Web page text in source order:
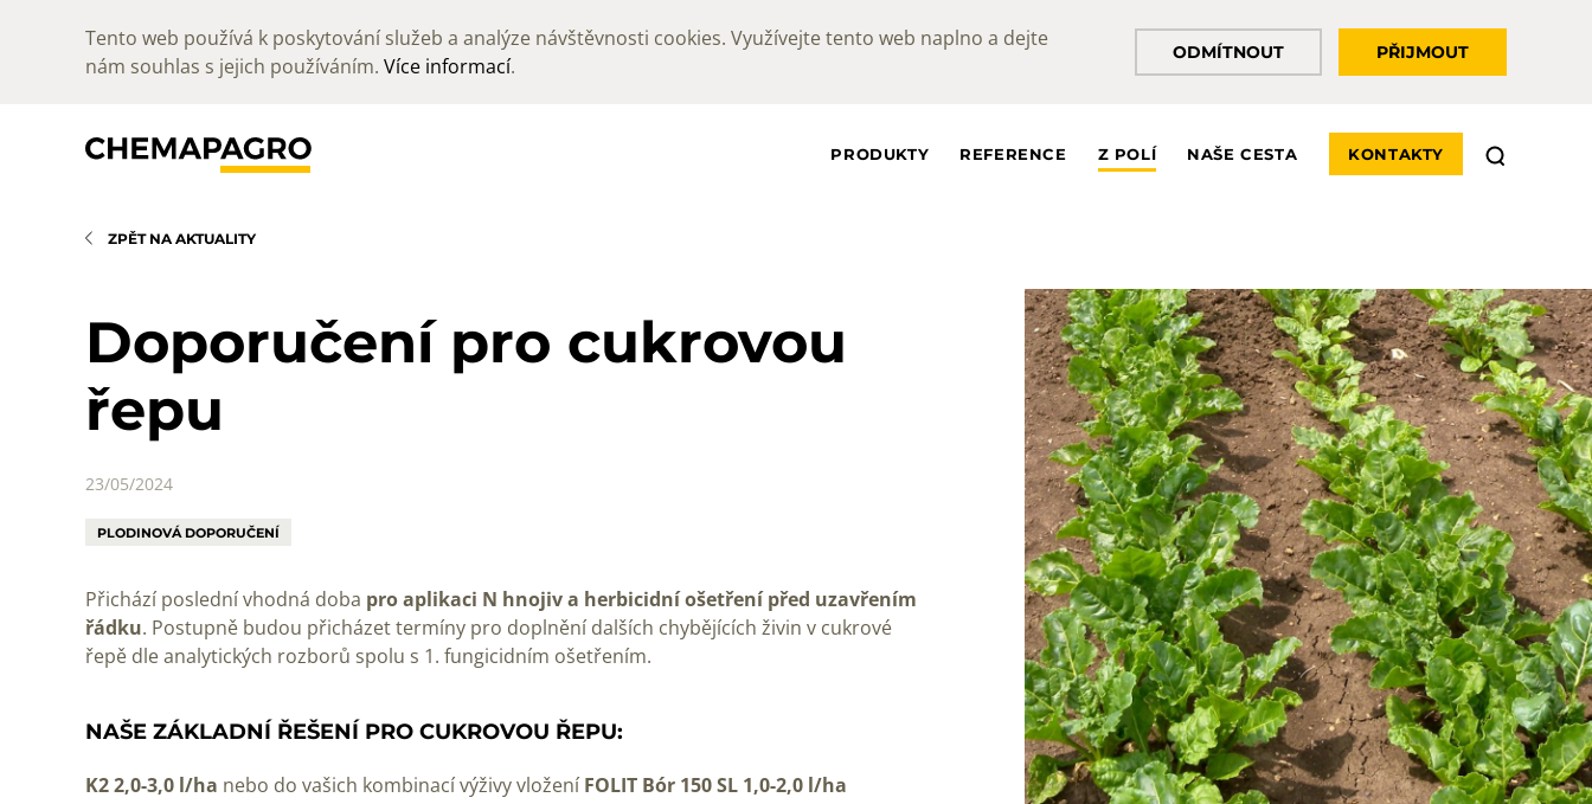
Tento web používá k poskytování služeb a analýze návštěvnosti cookies. Využívejte tento web naplno a dejte
nám souhlas s jejich používáním. Více informací.
ODMÍTNOUT PŘIJMOUT
PRODUKTY REFERENCE Z POLÍ NAŠE CESTA KONTAKTY
ZPĚT NA AKTUALITY
Doporučení pro cukrovou
řepu
23/05/2024
PLODINOVÁ DOPORUČENÍ
Přichází poslední vhodná doba pro aplikaci N hnojiv a herbicidní ošetření před uzavřením
řádku. Postupně budou přicházet termíny pro doplnění dalších chybějících živin v cukrové
řepě dle analytických rozborů spolu s 1. fungicidním ošetřením.
NAŠE ZÁKLADNÍ ŘEŠENÍ PRO CUKROVOU ŘEPU:
K2 2,0-3,0 l/ha nebo do vašich kombinací výživy vložení FOLIT Bór 150 SL 1,0-2,0 l/ha